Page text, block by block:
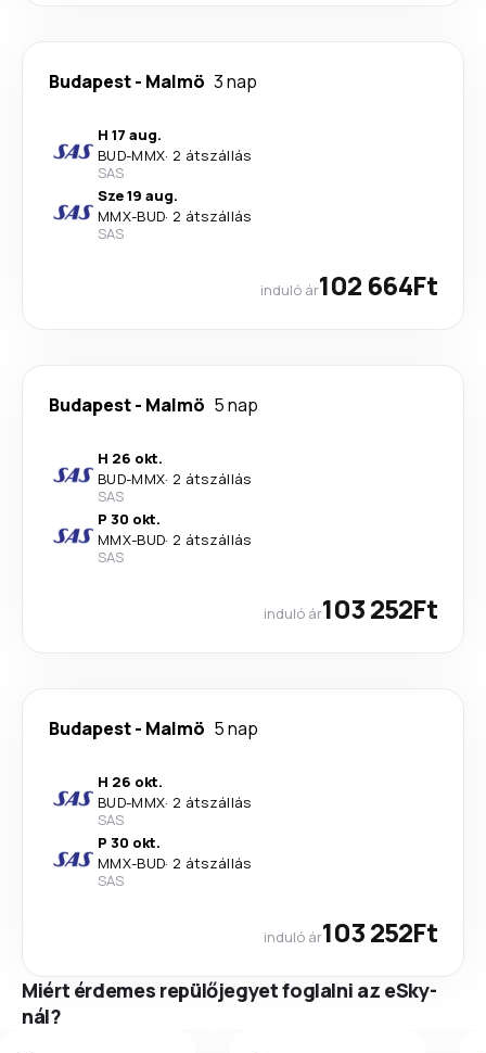
Budapest- Malmö 3 nap
H 17 aug.
BUD-MMX· 2 átszállás
SAS
Sze 19 aug.
MMX-BUD· 2 átszállás
SAS
induló ár102 664Ft
Budapest- Malmö 5 nap
H 26 okt.
BUD-MMX· 2 átszállás
SAS
P 30 okt.
MMX-BUD· 2 átszállás
SAS
induló ár103 252Ft
Budapest- Malmö 5 nap
H 26 okt.
BUD-MMX· 2 átszállás
SAS
P 30 okt.
MMX-BUD· 2 átszállás
SAS
induló ár103 252Ft
Miért érdemes repülőjegyet foglalni az eSky-
nál?